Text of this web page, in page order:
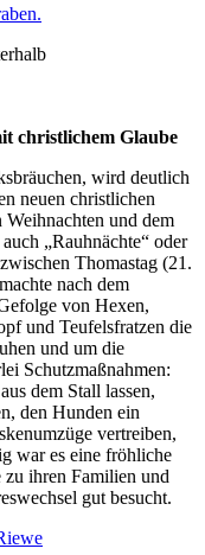
christlichem Glaube
wird deutlich
neuen christlichen
und dem
„Rauhnächte“ oder
Thomastag (21.
nach dem
von Hexen,
und Teufelsfratzen die
und um die
Schutzmaßnahmen:
dem Stall lassen,
den Hunden ein
vertreiben,
war es eine fröhliche
zu ihren Familien und
gut besucht.